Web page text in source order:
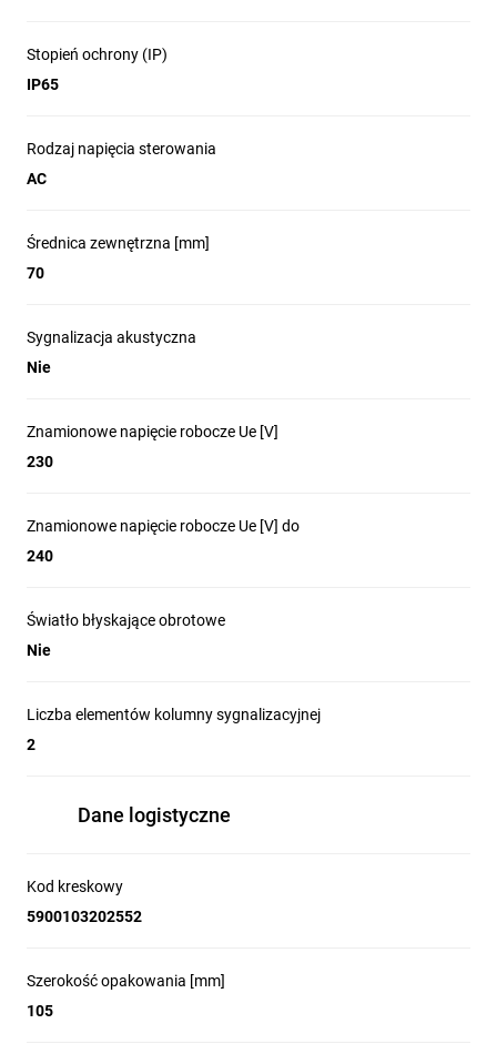
Stopień ochrony (IP)
IP65
Rodzaj napięcia sterowania
AC
Średnica zewnętrzna [mm]
70
Sygnalizacja akustyczna
Nie
Znamionowe napięcie robocze Ue [V]
230
Znamionowe napięcie robocze Ue [V] do
240
Światło błyskające obrotowe
Nie
Liczba elementów kolumny sygnalizacyjnej
2
Dane logistyczne
Kod kreskowy
5900103202552
Szerokość opakowania [mm]
105